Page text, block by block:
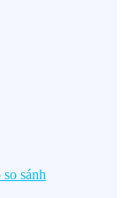
sánh